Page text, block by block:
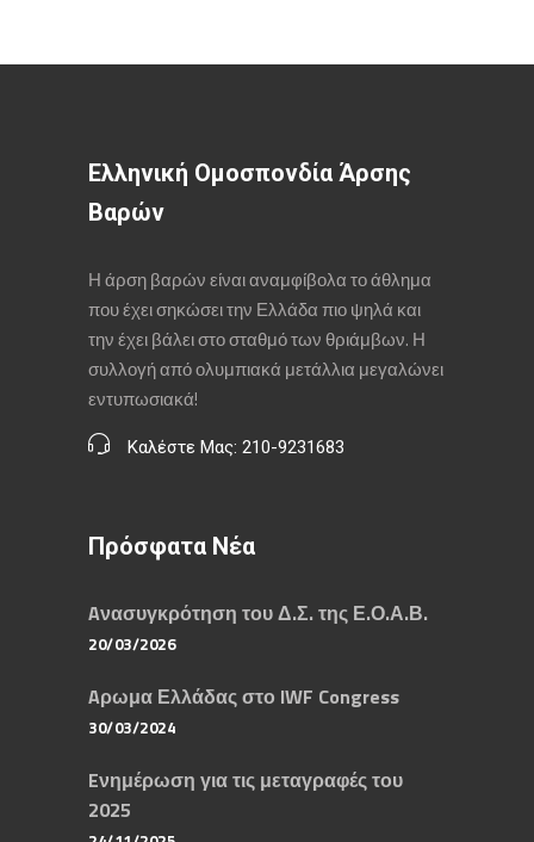
Ελληνική Ομοσπονδία Άρσης
Βαρών
Η άρση βαρών είναι αναμφίβολα το άθλημα
που έχει σηκώσει την Ελλάδα πιο ψηλά και
την έχει βάλει στο σταθμό των θριάμβων. Η
συλλογή από ολυμπιακά μετάλλια μεγαλώνει
εντυπωσιακά!
Καλέστε Μας: 210-9231683
Πρόσφατα Νέα
Aνασυγκρότηση του Δ.Σ. της Ε.Ο.Α.Β.
20/03/2026
Aρωμα Ελλάδας στο IWF Congress
30/03/2024
Eνημέρωση για τις μεταγραφές του
2025